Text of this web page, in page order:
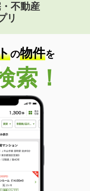
不動産
リ
の物件を
索！